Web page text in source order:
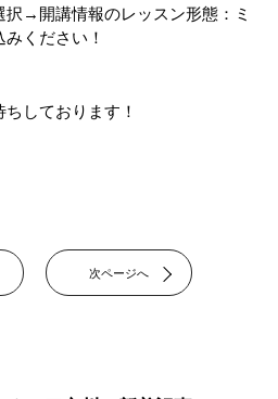
択→開講情報のレッスン形態：ミ
ください！
しております！
次ページへ